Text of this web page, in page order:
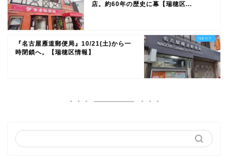
店。約60年の歴史に幕【瑞穂区...
『名古屋雁道郵便局』10/21(土)から一
時閉鎖へ。【瑞穂区情報】